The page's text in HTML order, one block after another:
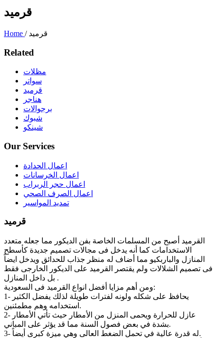
قرميد
Home / قرميد
Related
مظلات
سواتر
قرميد
هناجر
برجوالات
شبوك
شينكو
Our Services
اعمال الحدادة
اعمال الخرسانات
اعمال حجر الربراب
اعمال الصرف الصحي
تمديد المواسير
قرميد
القرميد أصبح من المسلمات الخاصة بفن الديكور مما جعله متعدد
الاستخدامات كما أنه يدخل فى مجالات تصميم جديدة كأسطح
المنازل والباربكيو مما أضاف له منظر جذاب للحدائق ويدخل ايضاً
فى تصميم الشلالات ولم يقتصر القرميد على الديكور الخارجى فقط
بل داخل المنازل .
ومن أهم مزايا أفضل انواع القرميد فى السعودية:
1- يحافظ على شكله ولونه لفترات طويلة لذلك يفضل الكثير
استخدامه وهم مطمئنين.
2- عازل للحرارة ويحمى المنزل من الأمطار حيث تأتي الأمطار
بشدة في بعض فصول السنة مما قد يؤثر على المباني.
3- له قدرة عالية في تحمل الضغط العالى وهي ميزة كبرى أيضاً.